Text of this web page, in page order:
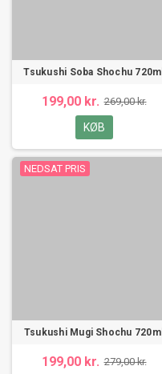
Tsukushi Soba Shochu 720ml
199,00 kr. 269,00 kr.
KØB
NEDSAT PRIS
Tsukushi Mugi Shochu 720ml
199,00 kr. 279,00 kr.